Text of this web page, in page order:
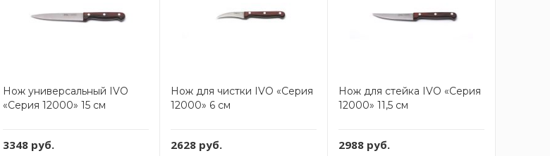
Нож универсальный IVO
«Серия 12000» 15 см
3348 руб.
Нож для чистки IVO «Серия
12000» 6 см
2628 руб.
Нож для стейка IVO «Серия
12000» 11,5 см
2988 руб.